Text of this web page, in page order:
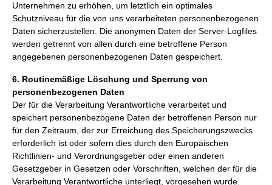
Unternehmen zu erhöhen, um letztlich ein optimales
Schutzniveau für die von uns verarbeiteten personenbezogenen
Daten sicherzustellen. Die anonymen Daten der Server-Logfiles
werden getrennt von allen durch eine betroffene Person
angegebenen personenbezogenen Daten gespeichert.
6. Routinemäßige Löschung und Sperrung von
personenbezogenen Daten
Der für die Verarbeitung Verantwortliche verarbeitet und
speichert personenbezogene Daten der betroffenen Person nur
für den Zeitraum, der zur Erreichung des Speicherungszwecks
erforderlich ist oder sofern dies durch den Europäischen
Richtlinien- und Verordnungsgeber oder einen anderen
Gesetzgeber in Gesetzen oder Vorschriften, welchen der für die
Verarbeitung Verantwortliche unterliegt, vorgesehen wurde.